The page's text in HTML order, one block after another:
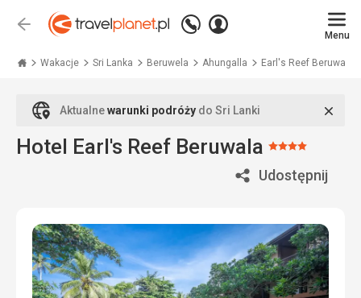
Wstecz
Zadzwoń
+48
771
Zaloguj
Menu
Wakacje Sri Lanka Beruwela Ahungalla Earl's Reef Beruwala
Aktualnewarunki podróży do Sri Lanki
Hotel Earl's Reef Beruwala Ocena:
4/5
Udostępnij